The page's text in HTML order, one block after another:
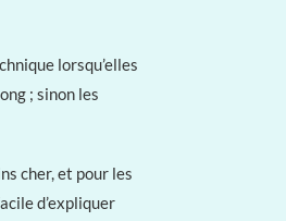
lorsqu’elles
; sinon les
cher, et pour les
d’expliquer